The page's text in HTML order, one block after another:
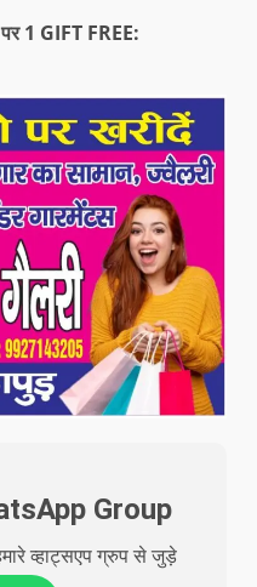
1 GIFT FREE:
Group
व्हाट्सएप ग्रुप से जुड़े